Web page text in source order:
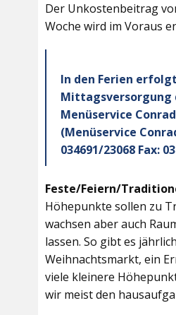
Der Unkostenbeitrag
Woche wird im Voraus
In den Ferien
Mittagsversorgung
Menüservice
(Menüservice
034691/23068 Fax:
Feste/Feiern/
Höhepunkte sollen zu
wachsen aber auch
lassen. So gibt es
Weihnachtsmarkt, ein
viele kleinere
wir meist den